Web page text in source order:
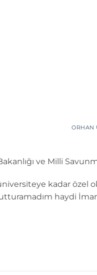
ORHAN
ve Milli
kadar özel
haydi İmam